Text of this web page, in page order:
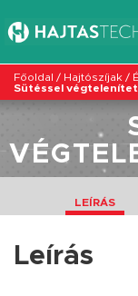
Főoldal / Hajtószíjak /
Sütéssel
LEÍRÁS
Leírás